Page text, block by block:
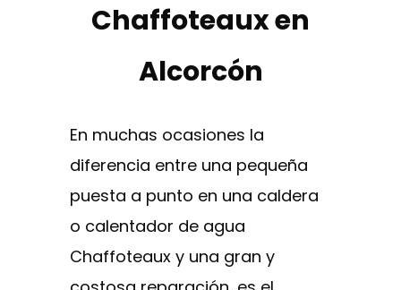
Chaffoteaux en
Alcorcón
En muchas ocasiones la
diferencia entre una pequeña
puesta a punto en una caldera
o calentador de agua
Chaffoteaux y una gran y